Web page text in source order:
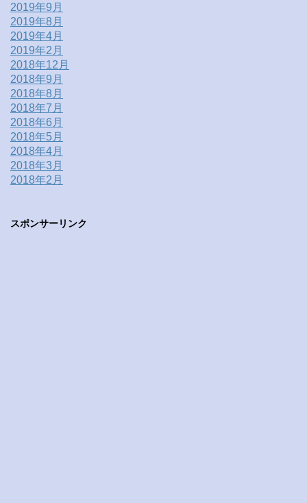
2019年9月
2019年8月
2019年4月
2019年2月
2018年12月
2018年9月
2018年8月
2018年7月
2018年6月
2018年5月
2018年4月
2018年3月
2018年2月
スポンサーリンク